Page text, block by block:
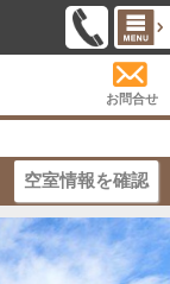
お問合せ
空室情報を確認